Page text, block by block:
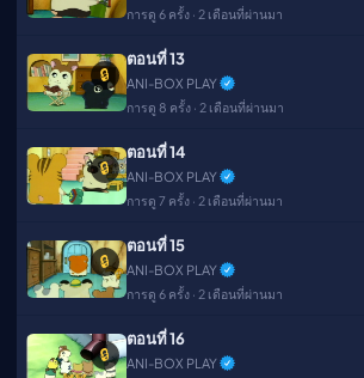
การดู 6 ครั้ง · 2 เดือนที่ผ่านมา
🔒
ตอนที่ 13
ANI-BOX PLAY
การดู 8 ครั้ง · 2 เดือนที่ผ่านมา
🔒
ตอนที่ 14
ANI-BOX PLAY
การดู 7 ครั้ง · 2 เดือนที่ผ่านมา
🔒
ตอนที่ 15
ANI-BOX PLAY
การดู 6 ครั้ง · 2 เดือนที่ผ่านมา
🔒
ตอนที่ 16
ANI-BOX PLAY